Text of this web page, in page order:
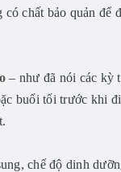
chất bảo quản để
– như đã nói các kỳ
buổi tối trước khi
chế độ dinh